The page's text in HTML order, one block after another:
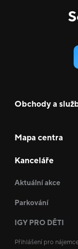
Obchody a
Mapa centra
Kanceláře
Aktuální akce
Parkování
IGY PRO DĚTI
Přihlášení pro